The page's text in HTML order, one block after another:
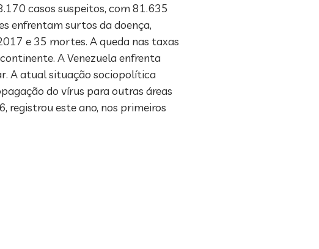
casos suspeitos, com 81.635
enfrentam surtos da doença,
e 35 mortes. A queda nas taxas
A Venezuela enfrenta
A atual situação sociopolítica
do vírus para outras áreas
registrou este ano, nos primeiros